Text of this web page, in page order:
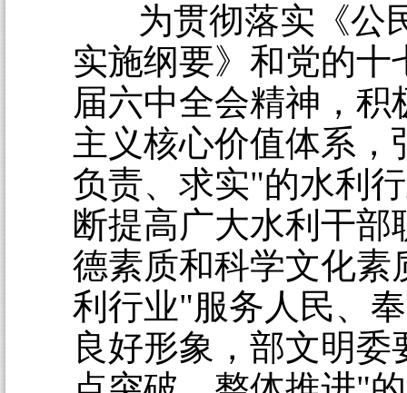
为贯彻落实《公
实施纲要》和党的十
届六中全会精神，积
主义核心价值体系，
负责、求实"的水利
断提高广大水利干部
德素质和科学文化素
利行业"服务人民、
良好形象，部文明委